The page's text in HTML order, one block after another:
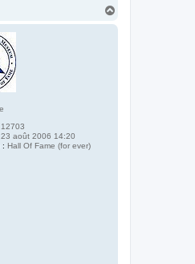
12703
23 août 2006 14:20
: Hall Of Fame (for ever)